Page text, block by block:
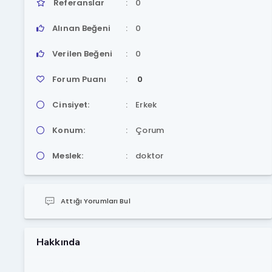
Referanslar 0
Alınan Beğeni 0
Verilen Beğeni 0
Forum Puanı 0
Cinsiyet: Erkek
Konum: Çorum
Meslek: doktor
Attığı Yorumları Bul
Hakkında